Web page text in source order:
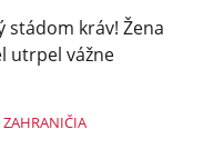
stádom kráv! Žena
utrpel vážne
ZAHRANIČIA